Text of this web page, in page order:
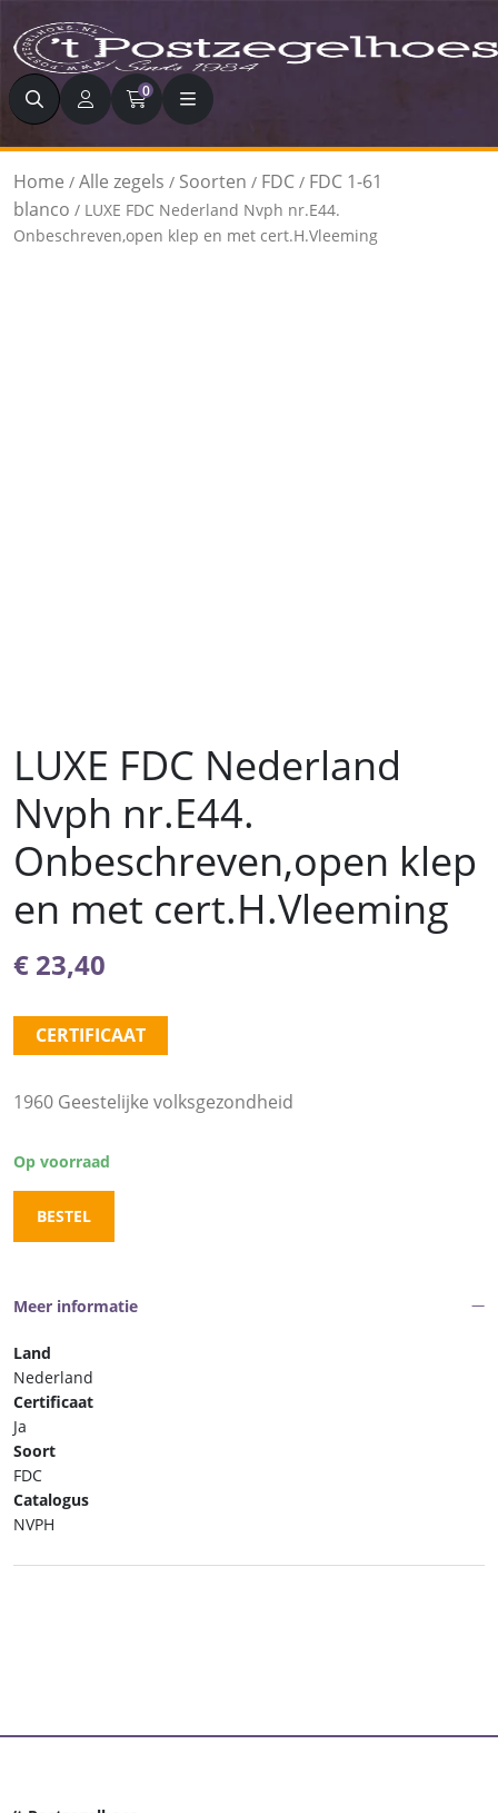
Zoeken 0
Home / Alle zegels / Soorten / FDC / FDC 1-61
blanco / LUXE FDC Nederland Nvph nr.E44.
Onbeschreven,open klep en met cert.H.Vleeming
LUXE FDC Nederland
Nvph nr.E44.
Onbeschreven,open klep
en met cert.H.Vleeming
€ 23,40
CERTIFICAAT
1960 Geestelijke volksgezondheid
Op voorraad
BESTEL
Meer informatie
Land
Nederland
Certificaat
Ja
Soort
FDC
Catalogus
NVPH